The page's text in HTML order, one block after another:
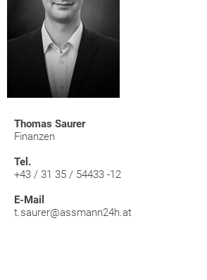
Thomas Saurer
Finanzen
Tel.
+43 / 31 35 / 54433 -12
E-Mail
t.saurer@assmann24h.at